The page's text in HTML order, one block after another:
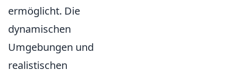
ermöglicht. Die
dynamischen
Umgebungen und
realistischen